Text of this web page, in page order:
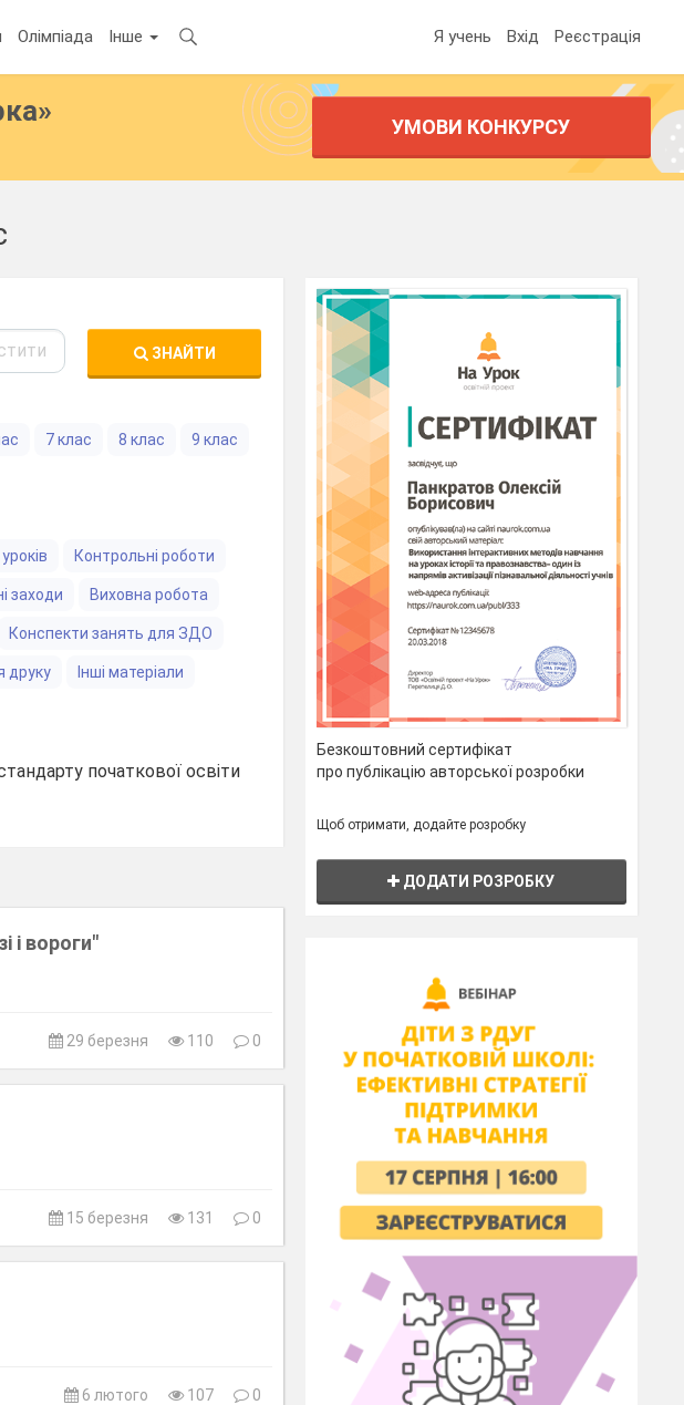
Олімпіада Інше Я учень Вхід Реєстрація
УМОВИ КОНКУРСУ
ЗНАЙТИ
7 клас 8 клас 9 клас
Контрольні роботи
заходи Виховна робота
Конспекти занять для ЗДО
друку Інші матеріали
початкової освіти
і вороги"
29 березня 110 0
15 березня 131 0
6 лютого 107 0
Безкоштовний сертифікат
про публікацію авторської розробки
Щоб отримати, додайте розробку
ДОДАТИ РОЗРОБКУ